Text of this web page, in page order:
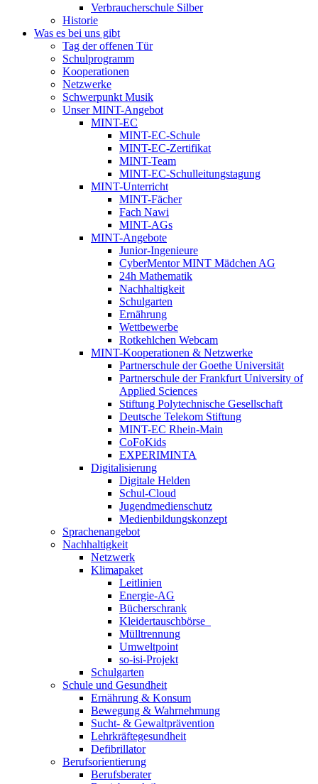
Verbraucherschule Silber
Historie
Was es bei uns gibt
Tag der offenen Tür
Schulprogramm
Kooperationen
Netzwerke
Schwerpunkt Musik
Unser MINT-Angebot
MINT-EC
MINT-EC-Schule
MINT-EC-Zertifikat
MINT-Team
MINT-EC-Schulleitungstagung
MINT-Unterricht
MINT-Fächer
Fach Nawi
MINT-AGs
MINT-Angebote
Junior-Ingenieure
CyberMentor MINT Mädchen AG
24h Mathematik
Nachhaltigkeit
Schulgarten
Ernährung
Wettbewerbe
Rotkehlchen Webcam
MINT-Kooperationen & Netzwerke
Partnerschule der Goethe Universität
Partnerschule der Frankfurt University of
Applied Sciences
Stiftung Polytechnische Gesellschaft
Deutsche Telekom Stiftung
MINT-EC Rhein-Main
CoFoKids
EXPERIMINTA
Digitalisierung
Digitale Helden
Schul-Cloud
Jugendmedienschutz
Medienbildungskonzept
Sprachenangebot
Nachhaltigkeit
Netzwerk
Klimapaket
Leitlinien
Energie-AG
Bücherschrank
Kleidertauschbörse
Mülltrennung
Umweltpoint
so-isi-Projekt
Schulgarten
Schule und Gesundheit
Ernährung & Konsum
Bewegung & Wahrnehmung
Sucht- & Gewaltprävention
Lehrkräftegesundheit
Defibrillator
Berufsorientierung
Berufsberater